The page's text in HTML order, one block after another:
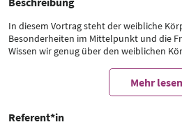
In diesem Vortrag steht der weibliche
Besonderheiten im Mittelpunkt und die
Wissen wir genug über den weiblichen
In der Forschung und Praxis dominiert
Standard“ – mit möglichen Folgen für
Die Referentinnen beschäftigen sich mit
Mehr lesen
Referent*in